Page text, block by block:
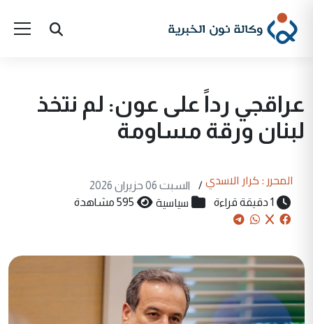
عراقجي رداً على عون: لم نتخذ
لبنان ورقة مساومة
المحرر : كرار الاسدي /
السبت 06 حزيران 2026
1 دقيقة قراءة
سياسية 595 مشاهدة